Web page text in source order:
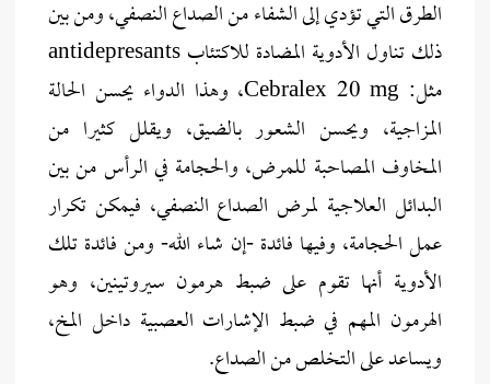
الطرق التي تؤدي إلى الشفاء من الصداع النصفي، ومن بين
ذلك تناول الأدوية المضادة للاكتئاب antidepresants
مثل: Cebralex 20 mg، وهذا الدواء يحسن الحالة
المزاجية، ويحسن الشعور بالضيق، ويقلل كثيرا من
المخاوف المصاحبة للمرض، والحجامة في الرأس من بين
البدائل العلاجية لمرض الصداع النصفي، فيمكن تكرار
عمل الحجامة، وفيها فائدة -إن شاء الله- ومن فائدة تلك
الأدوية أنها تقوم على ضبط هرمون سيروتينين، وهو
الهرمون المهم في ضبط الإشارات العصبية داخل المخ،
ويساعد على التخلص من الصداع.